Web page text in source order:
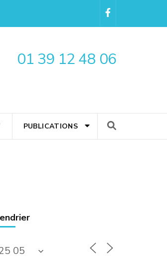
01 39 12 48 06
PUBLICATIONS